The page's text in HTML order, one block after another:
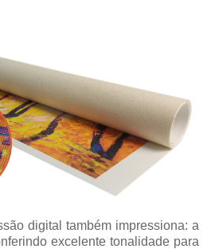
digital também impressiona: a
excelente tonalidade para